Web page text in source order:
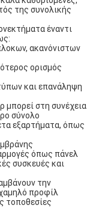
της συνολικής
έναντι
ακανόνιστων
ορισμός
και επανάληψη
μπορεί στη συνέχεια
σύνολο
εξαρτήματα, όπως
όπως πάνελ
συσκευές και
την
προφίλ
τοποθεσίες